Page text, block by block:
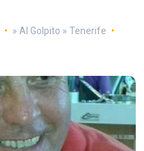
» Al Golpito » Tenerife